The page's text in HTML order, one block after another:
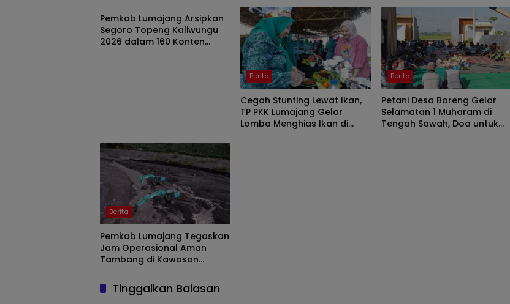
Pemkab Lumajang Arsipkan
Segoro Topeng Kaliwungu
2026 dalam 160 Konten
Berita
Cegah Stunting Lewat Ikan,
TP PKK Lumajang Gelar
Lomba Menghias Ikan di
Berita
Petani Desa Boreng Gelar
Selamatan 1 Muharam di
Tengah Sawah, Doa untuk
Berita
Pemkab Lumajang Tegaskan
Jam Operasional Aman
Tambang di Kawasan
Tinggalkan Balasan